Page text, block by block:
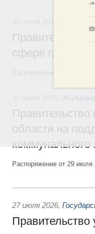
сфере
области на
коммунального
Распоряжение от 29
27 июля 2026,